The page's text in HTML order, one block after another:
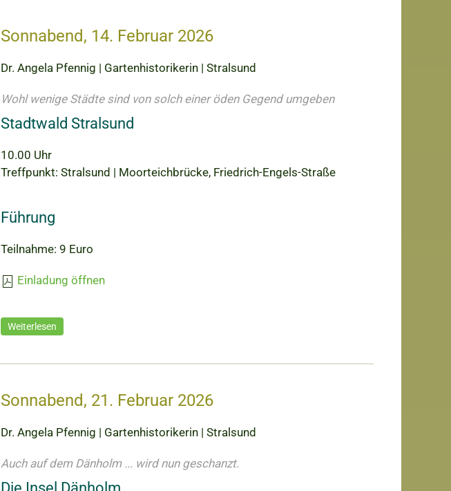
Sonnabend, 14. Februar 2026
Dr. Angela Pfennig | Gartenhistorikerin | Stralsund
Wohl wenige Städte sind von solch einer öden Gegend umgeben
Stadtwald Stralsund
10.00 Uhr
Treffpunkt: Stralsund | Moorteichbrücke, Friedrich-Engels-Straße
Führung
Teilnahme: 9 Euro
Einladung öffnen
Weiterlesen
Sonnabend, 21. Februar 2026
Dr. Angela Pfennig | Gartenhistorikerin | Stralsund
Auch auf dem Dänholm ... wird nun geschanzt.
Die Insel Dänholm